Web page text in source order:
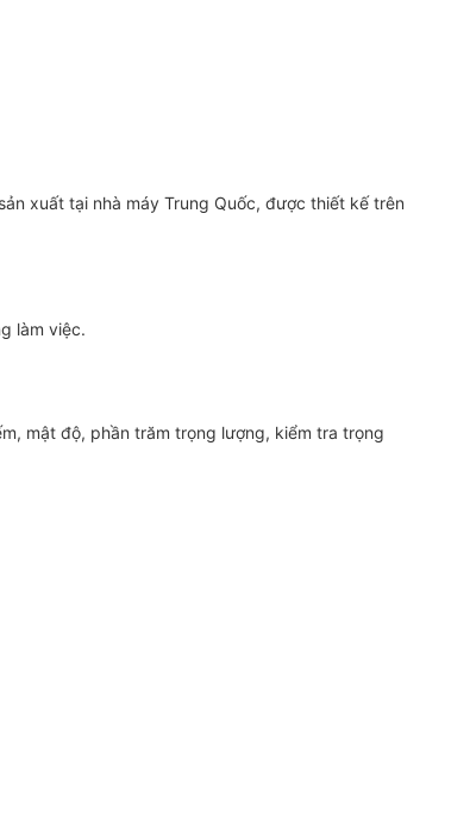
xuất tại nhà máy Trung Quốc, được thiết kế trên
làm việc.
mật độ, phần trăm trọng lượng, kiểm tra trọng